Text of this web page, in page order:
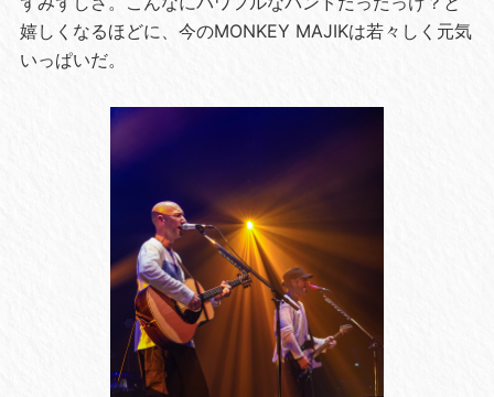
嬉しくなるほどに、今のMONKEY MAJIKは若々しく元気
いっぱいだ。